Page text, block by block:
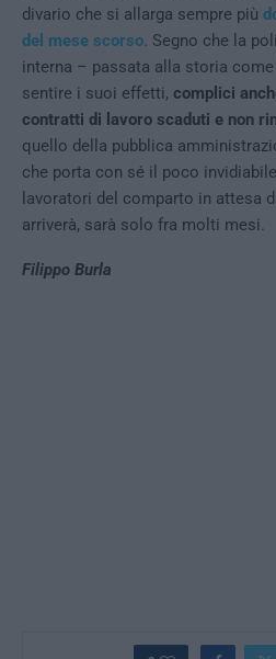
divario che si allarga sempre più
del mese scorso. Segno che la
interna – passata alla storia come
sentire i suoi effetti, complici
contratti di lavoro scaduti e non
quello della pubblica
che porta con sé il poco
lavoratori del comparto in attesa
arriverà, sarà solo fra molti mesi.
Filippo Burla